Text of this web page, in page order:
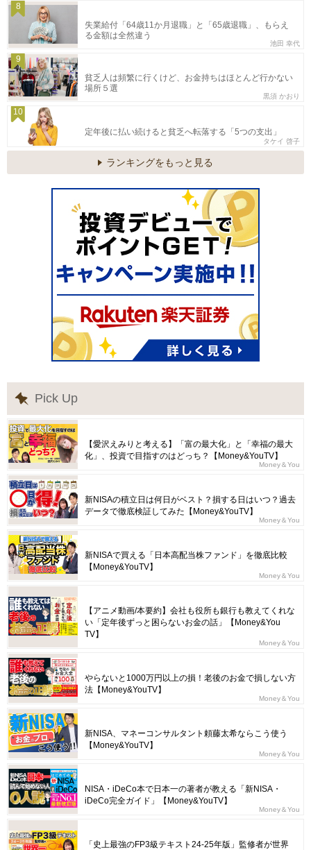
8
失業給付「64歳11か月退職」と「65歳退職」、もらえ
る金額は全然違う
池田 幸代
9
貧乏人は頻繁に行くけど、お金持ちはほとんど行かない
場所５選
黒須 かおり
10
定年後に払い続けると貧乏へ転落する「5つの支出」
タケイ 啓子
ランキングをもっと見る
Pick Up
【愛沢えみりと考える】「富の最大化」と「幸福の最大
化」、投資で目指すのはどっち？【Money&YouTV】
Money＆You
新NISAの積立日は何日がベスト？損する日はいつ？過去
データで徹底検証してみた【Money&YouTV】
Money＆You
新NISAで買える「日本高配当株ファンド」を徹底比較
【Money&YouTV】
Money＆You
【アニメ動画/本要約】会社も役所も銀行も教えてくれな
い「定年後ずっと困らないお金の話」【Money&You
TV】
Money＆You
やらないと1000万円以上の損！老後のお金で損しない方
法【Money&YouTV】
Money＆You
新NISA、マネーコンサルタント頼藤太希ならこう使う
【Money&YouTV】
Money＆You
NISA・iDeCo本で日本一の著者が教える「新NISA・
iDeCo完全ガイド」【Money&YouTV】
Money＆You
「史上最強のFP3級テキスト24-25年版」監修者が世界